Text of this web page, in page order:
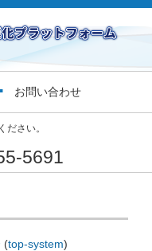
お問い合わせ
ださい。
5691
(top-system)